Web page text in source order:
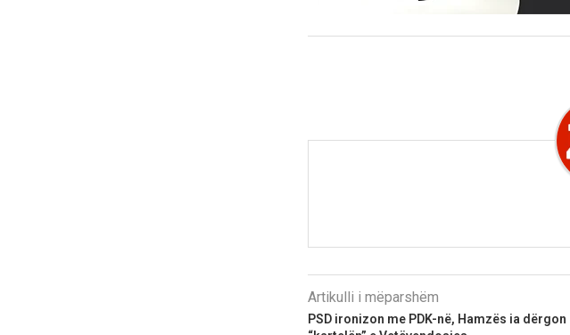
Artikulli i mëparshëm
PSD ironizon me PDK-në, Hamzës ia dërgon